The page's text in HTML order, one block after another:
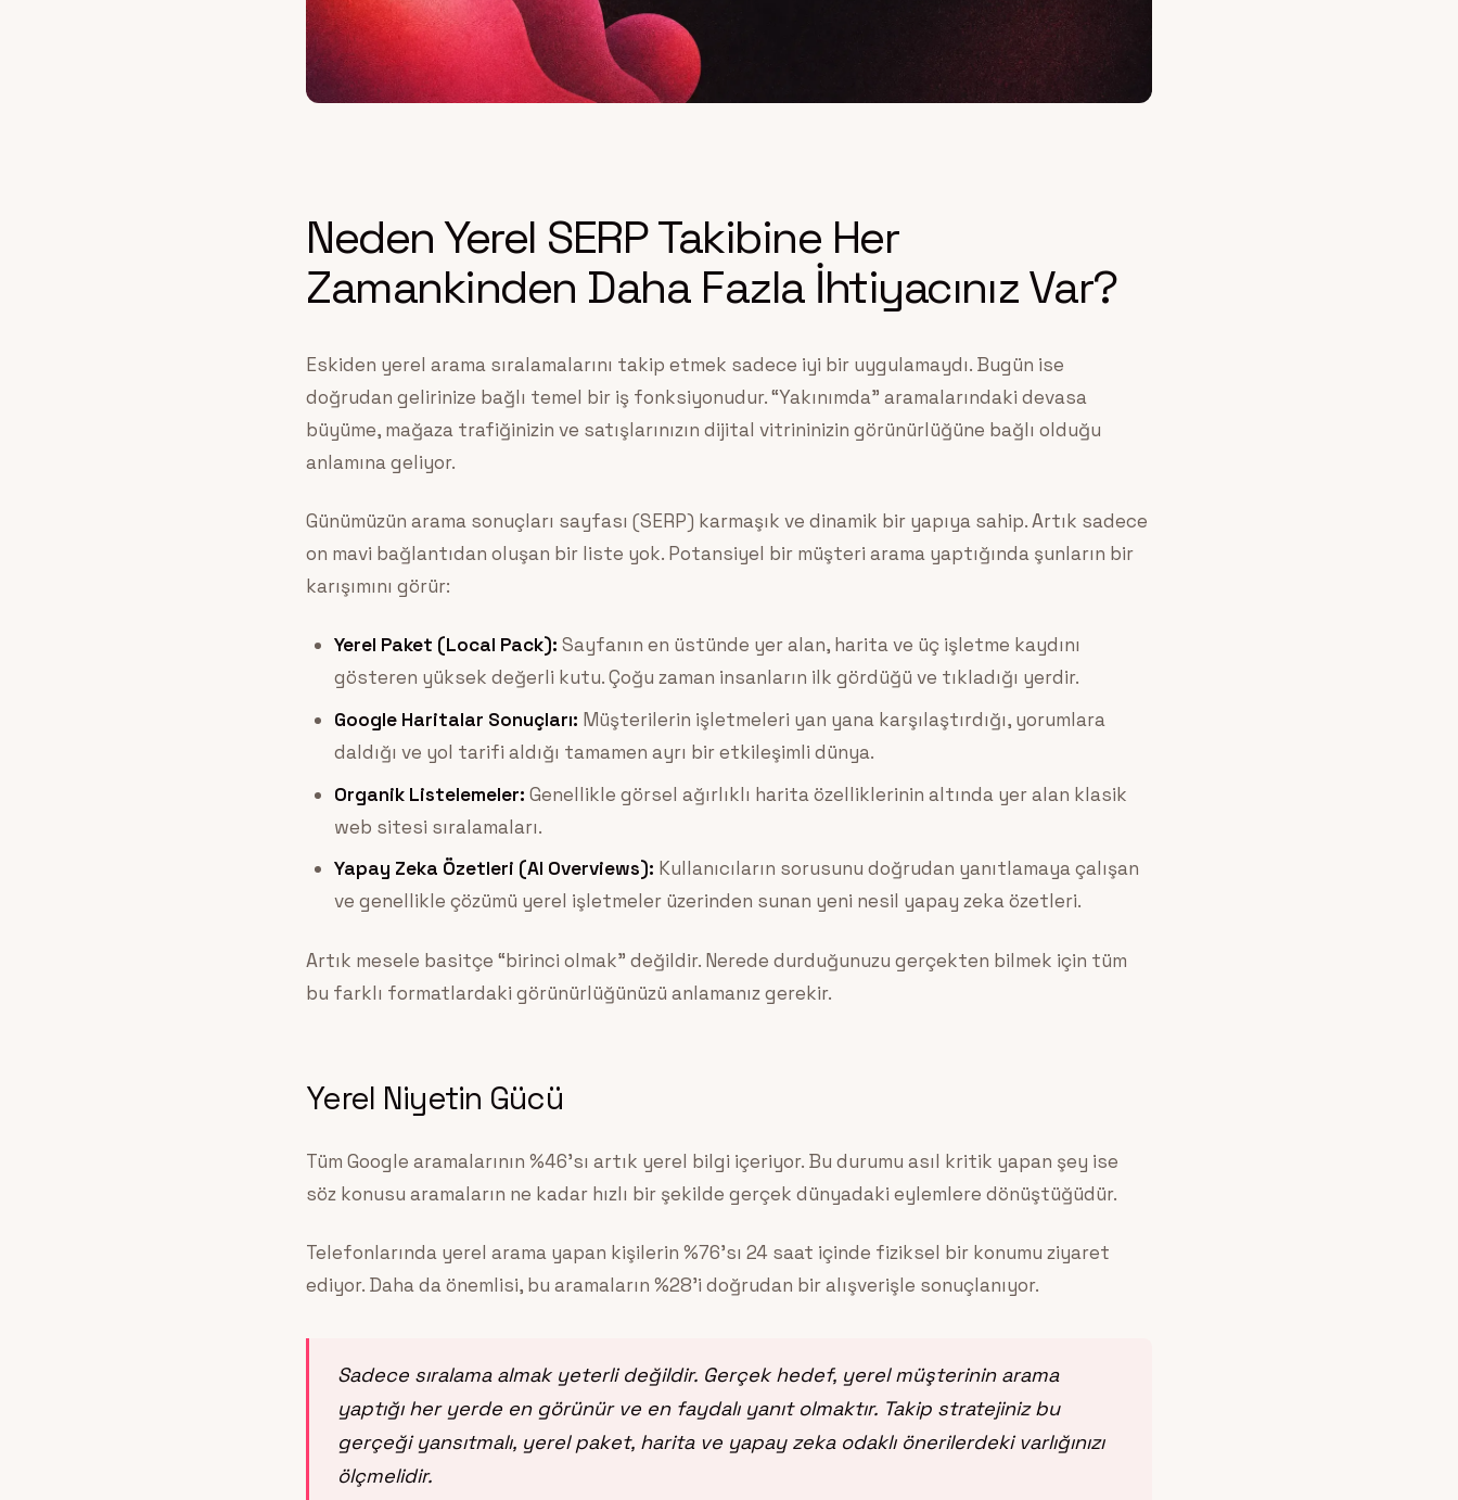
Neden Yerel SERP Takibine Her
Zamankinden Daha Fazla İhtiyacınız Var?
Eskiden yerel arama sıralamalarını takip etmek sadece iyi bir uygulamaydı. Bugün ise
doğrudan gelirinize bağlı temel bir iş fonksiyonudur. “Yakınımda” aramalarındaki devasa
büyüme, mağaza trafiğinizin ve satışlarınızın dijital vitrininizin görünürlüğüne bağlı olduğu
anlamına geliyor.
Günümüzün arama sonuçları sayfası (SERP) karmaşık ve dinamik bir yapıya sahip. Artık sadece
on mavi bağlantıdan oluşan bir liste yok. Potansiyel bir müşteri arama yaptığında şunların bir
karışımını görür:
Yerel Paket (Local Pack): Sayfanın en üstünde yer alan, harita ve üç işletme kaydını
gösteren yüksek değerli kutu. Çoğu zaman insanların ilk gördüğü ve tıkladığı yerdir.
Google Haritalar Sonuçları: Müşterilerin işletmeleri yan yana karşılaştırdığı, yorumlara
daldığı ve yol tarifi aldığı tamamen ayrı bir etkileşimli dünya.
Organik Listelemeler: Genellikle görsel ağırlıklı harita özelliklerinin altında yer alan klasik
web sitesi sıralamaları.
Yapay Zeka Özetleri (AI Overviews): Kullanıcıların sorusunu doğrudan yanıtlamaya çalışan
ve genellikle çözümü yerel işletmeler üzerinden sunan yeni nesil yapay zeka özetleri.
Artık mesele basitçe “birinci olmak” değildir. Nerede durduğunuzu gerçekten bilmek için tüm
bu farklı formatlardaki görünürlüğünüzü anlamanız gerekir.
Yerel Niyetin Gücü
Tüm Google aramalarının %46’sı artık yerel bilgi içeriyor. Bu durumu asıl kritik yapan şey ise
söz konusu aramaların ne kadar hızlı bir şekilde gerçek dünyadaki eylemlere dönüştüğüdür.
Telefonlarında yerel arama yapan kişilerin %76’sı 24 saat içinde fiziksel bir konumu ziyaret
ediyor. Daha da önemlisi, bu aramaların %28’i doğrudan bir alışverişle sonuçlanıyor.
Sadece sıralama almak yeterli değildir. Gerçek hedef, yerel müşterinin arama
yaptığı her yerde en görünür ve en faydalı yanıt olmaktır. Takip stratejiniz bu
gerçeği yansıtmalı, yerel paket, harita ve yapay zeka odaklı önerilerdeki varlığınızı
ölçmelidir.